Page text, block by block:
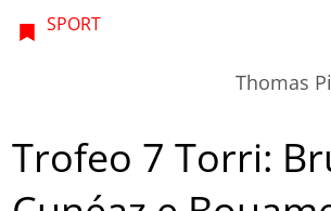
SPORT
Thomas
Trofeo 7 Torri: